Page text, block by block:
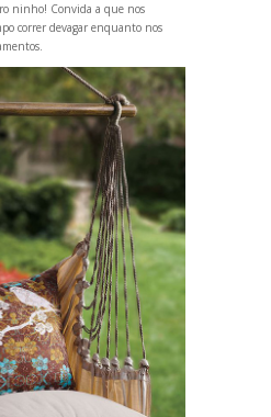
ninho! Convida a que nos
correr devagar enquanto nos